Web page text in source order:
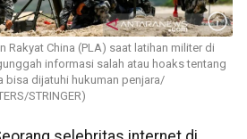
Rakyat China (PLA) saat latihan militer di
informasi salah atau hoaks tentang
bisa dijatuhi hukuman penjara/
STRINGER)